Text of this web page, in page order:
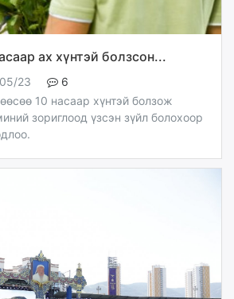
ах хүнтэй болзсон...
23
6
10 насаар хүнтэй болзож
зориглоод үзсэн зүйл болохоор